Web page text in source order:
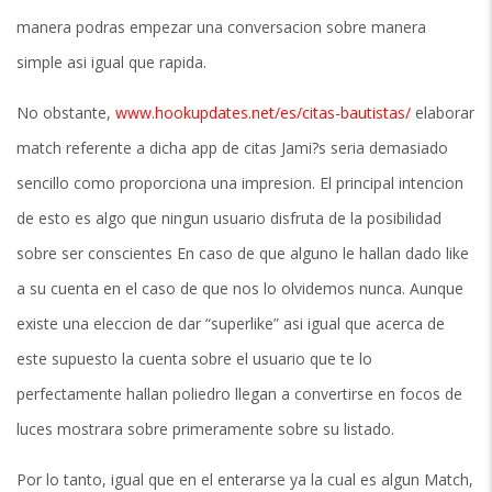
manera podras empezar una conversacion sobre manera
simple asi­ igual que rapida.
No obstante, www.hookupdates.net/es/citas-bautistas/ elaborar
match referente a dicha app de citas Jami?s seri­a demasiado
sencillo como proporciona una impresion. El principal intencion
de esto es algo que ningun usuario disfruta de la posibilidad
sobre ser conscientes En caso de que alguno le hallan dado like
a su cuenta en el caso de que nos lo olvidemos nunca. Aunque
existe una eleccion de dar “superlike” asi­ igual que acerca de
este supuesto la cuenta sobre el usuario que te lo
perfectamente hallan poliedro llegan a convertirse en focos de
luces mostrara sobre primeramente sobre su listado.
Por lo tanto, igual que en el enterarse ya la cual es algun Match,